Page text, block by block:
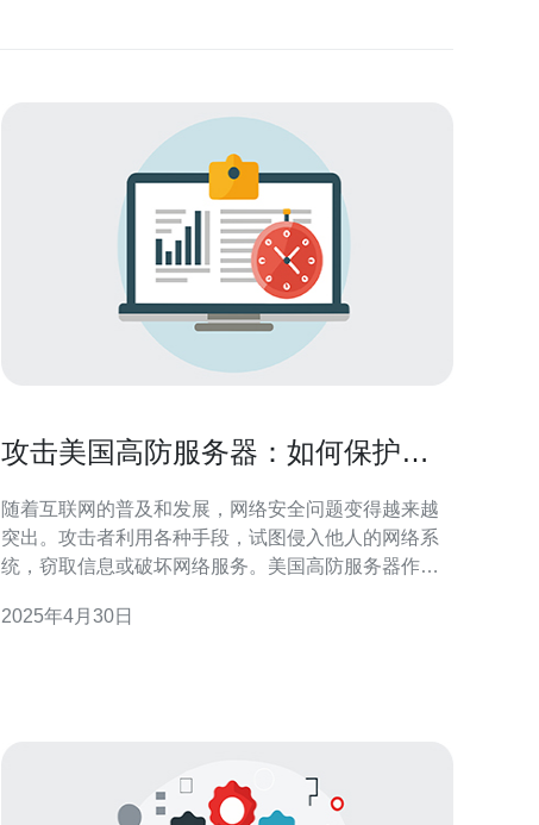
攻击美国高防服务器：如何保护您
随着互联网的普及和发展，网络安全问题变得越来越
突出。攻击者利用各种手段，试图侵入他人的网络系
统，窃取信息或破坏网络服务。美国高防服务器作为
注。本文将介绍攻击美国高防服务器的方式以及如何
2025年4月30日